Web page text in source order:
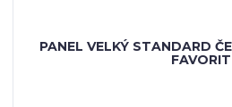
PANEL VELKÝ STANDARD
FAVORIT